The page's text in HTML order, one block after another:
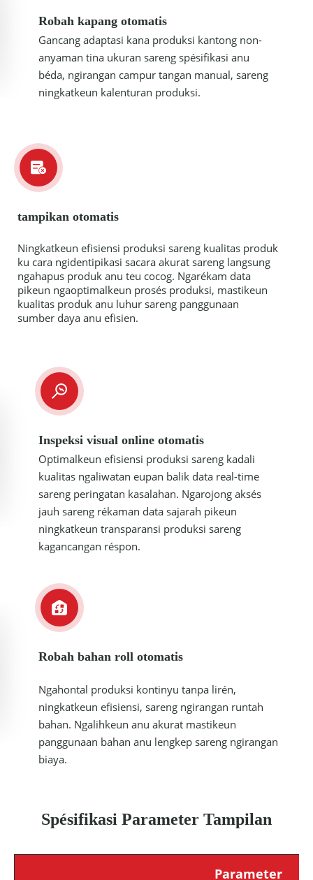
Robah kapang otomatis
Gancang adaptasi kana produksi kantong non-
anyaman tina ukuran sareng spésifikasi anu
béda, ngirangan campur tangan manual, sareng
ningkatkeun kalenturan produksi.
tampikan otomatis
Ningkatkeun efisiensi produksi sareng kualitas produk
ku cara ngidentipikasi sacara akurat sareng langsung
ngahapus produk anu teu cocog. Ngarékam data
pikeun ngaoptimalkeun prosés produksi, mastikeun
kualitas produk anu luhur sareng panggunaan
sumber daya anu efisien.
Inspeksi visual online otomatis
Optimalkeun efisiensi produksi sareng kadali
kualitas ngaliwatan eupan balik data real-time
sareng peringatan kasalahan. Ngarojong aksés
jauh sareng rékaman data sajarah pikeun
ningkatkeun transparansi produksi sareng
kagancangan réspon.
Robah bahan roll otomatis
Ngahontal produksi kontinyu tanpa lirén,
ningkatkeun efisiensi, sareng ngirangan runtah
bahan. Ngalihkeun anu akurat mastikeun
panggunaan bahan anu lengkep sareng ngirangan
biaya.
Spésifikasi Parameter Tampilan
Parameter